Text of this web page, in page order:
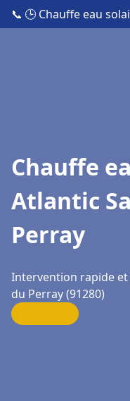
📞 🕒 Chauffe eau
Chauffe
Atlantic
Perray
Intervention rapide
du Perray (91280)